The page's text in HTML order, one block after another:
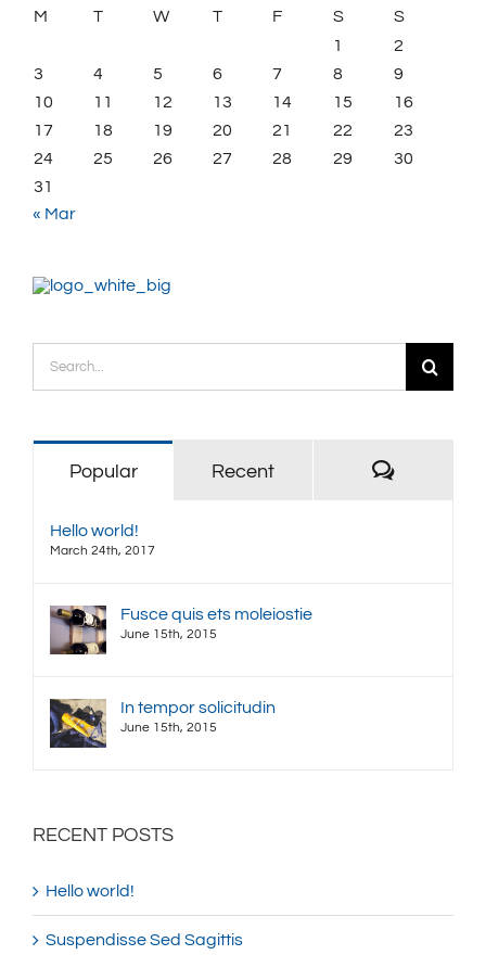
M
T W T F S
S
1
2
3
4 5 6 7 8
9
10
11 12 13 14 15
16
17
18 19 20 21 22
23
24
25 26 27 28 29
30
31
« Mar
Popular Recent
Hello world!
March 24th, 2017
Fusce quis ets moleiostie
June 15th, 2015
In tempor solicitudin
June 15th, 2015
RECENT POSTS
Hello world!
Suspendisse Sed Sagittis